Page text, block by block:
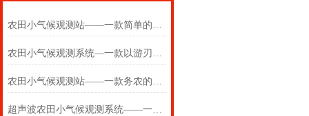
农田小气候观测站——一款简单的农田小气候观测系统2025(万象推送)
农田小气候观测系统—一款以游刃有余的温室环境监测仪#2022已更新
农田小气候观测站——一款务农的农田小气候观测系统2025(万象推送)
超声波农田小气候观测系统——一款秀外慧中的超声波智慧农业气象站